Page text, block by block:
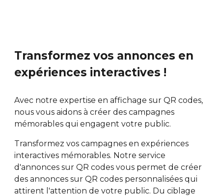
Transformez vos annonces en
expériences interactives !
Avec notre expertise en affichage sur QR codes,
nous vous aidons à créer des campagnes
mémorables qui engagent votre public.
Transformez vos campagnes en expériences
interactives mémorables. Notre service
d'annonces sur QR codes vous permet de créer
des annonces sur QR codes personnalisées qui
attirent l'attention de votre public. Du ciblage